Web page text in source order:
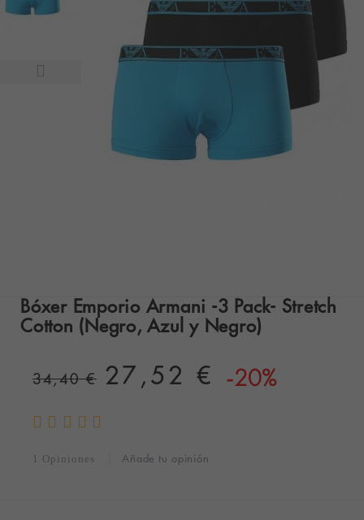
Bóxer Emporio Armani -3 Pack- Stretch
Cotton (Negro, Azul y Negro)
34,40 € 27,52 € -20%
1 Opiniones Añade tu opinión